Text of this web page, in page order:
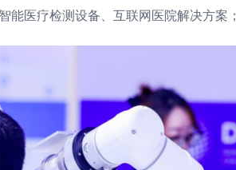
医疗检测设备、互联网医院解决方案；